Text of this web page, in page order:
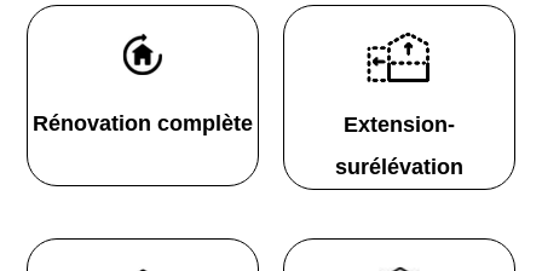
Rénovation complète
Extension-
surélévation